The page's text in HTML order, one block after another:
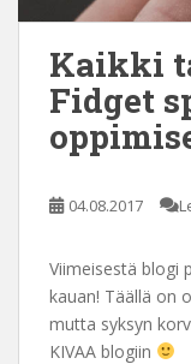
Kaikki
Fidget
04.08.2017
Viimeisestä blogi
kauan! Täällä on
mutta syksyn
KIVAA blogiin